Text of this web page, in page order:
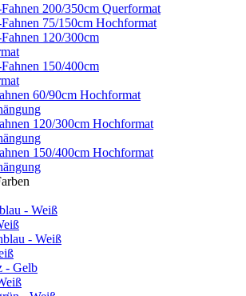
200/350cm Querformat
75/150cm Hochformat
120/300cm
150/400cm
60/90cm Hochformat
120/300cm Hochformat
150/400cm Hochformat
- Weiß
- Weiß
- Gelb